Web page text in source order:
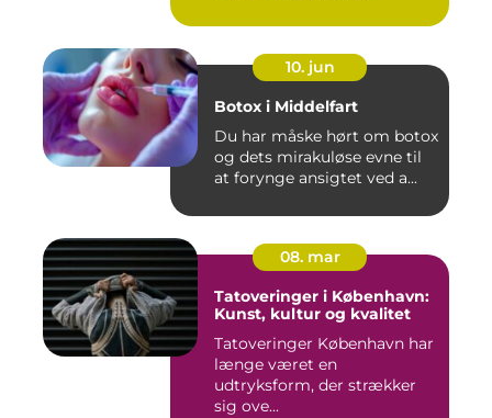
10. jun
Botox i Middelfart
Du har måske hørt om botox
og dets mirakuløse evne til
at forynge ansigtet ved a...
08. mar
Tatoveringer i København:
Kunst, kultur og kvalitet
Tatoveringer København har
længe været en
udtryksform, der strækker
sig ove...